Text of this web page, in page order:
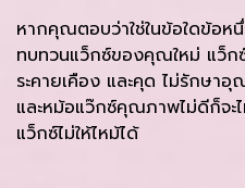
หากคุณตอบว่าใช่ในข้อใดข้อ
ทบทวนแว็กซ์ของคุณใหม่ แว็
ระคายเคือง และคุด ไม่รักษ
และหม้อแว๊กซ์คุณภาพไม่ดีก็จ
แว็กซ์ไม่ให้ไหม้ได้